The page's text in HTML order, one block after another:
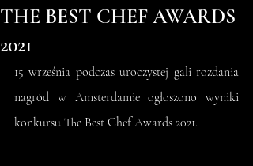
THE BEST CHEF AWARDS
2021
15 września podczas uroczystej gali rozdania
nagród w Amsterdamie ogłoszono wyniki
konkursu The Best Chef Awards 2021.